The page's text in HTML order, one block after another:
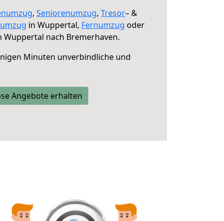
, Seniorenumzug, Tresor– &
in Wuppertal, Fernumzug oder
Wuppertal nach Bremerhaven.
Minuten unverbindliche und
Angebote erhalten